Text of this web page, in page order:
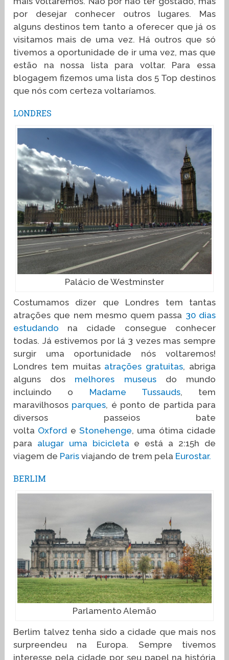
por desejar conhecer outros lugares. Mas
alguns destinos tem tanto a oferecer que já os
visitamos mais de uma vez. Há outros que só
tivemos a oportunidade de ir uma vez, mas que
estão na nossa lista para voltar. Para essa
blogagem fizemos uma lista dos 5 Top destinos
que nós com certeza voltaríamos.
LONDRES
Palácio de Westminster
Costumamos dizer que Londres tem tantas
atrações que nem mesmo quem passa 30 dias
estudando na cidade consegue conhecer
todas. Já estivemos por lá 3 vezes mas sempre
surgir uma oportunidade nós voltaremos!
Londres tem muitas atrações gratuitas, abriga
alguns dos melhores museusdo mundo
incluindo o Madame Tussauds, tem
maravilhosos parques, é ponto de partida para
diversos passeios bate
volta Oxford eStonehenge, uma ótima cidade
para alugar uma bicicleta e está a 2:15h de
viagem de Paris viajando de trem pela Eurostar.
BERLIM
Parlamento Alemão
Berlim talvez tenha sido a cidade que mais nos
surpreendeu na Europa. Sempre tivemos
interesse pela cidade por seu papel na história